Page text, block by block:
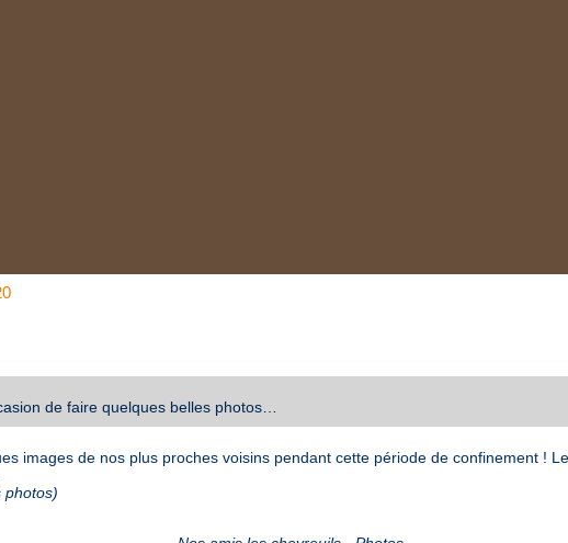
de faire quelques belles photos…
images de nos plus proches voisins pendant cette période de confinement !
photos)